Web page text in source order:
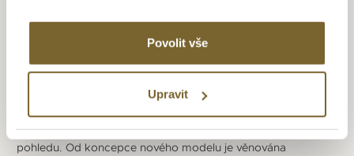
Povolit vše
Upravit
Součástí firemní strategie se stalo, že všechny hodinky
Claude Bernard musí být osazeny strojkem vyrobeným ve
hodináři, kteří používají tradiční řemeslo. Celý tým má vášeň
k vytváření krásných, vysoce kvalitních hodinek s dokonalým
povrchem se safírovým sklíčkem. Důraz je kladen i na detail
hodinového strojku, ať z technického nebo estetického
pohledu. Od koncepce nového modelu je věnována